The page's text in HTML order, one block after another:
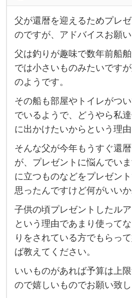
父
還
暦
を
迎
え
る
た
め
プ
レ
ゼ
ン
ト
を
悩
ん
父が還暦を迎えるためプレ
のですが、アドバイスお願い
父は釣りが趣味で数年前船
では小さいものみたいです
のようです。
その船も部屋やトイレがつ
でいるようで、どうやら私
に出かけたいからという理由
そんな父が今年もうすぐ還
が、プレゼントに悩んでい
に立つものなどをプレゼン
思ったんですけど何がいいか
子供の頃プレゼントしたル
という理由であまり使って
りをされている方でもらっ
ば教えてください。
いいものがあれば予算は上
ので嬉しいものでお願い致